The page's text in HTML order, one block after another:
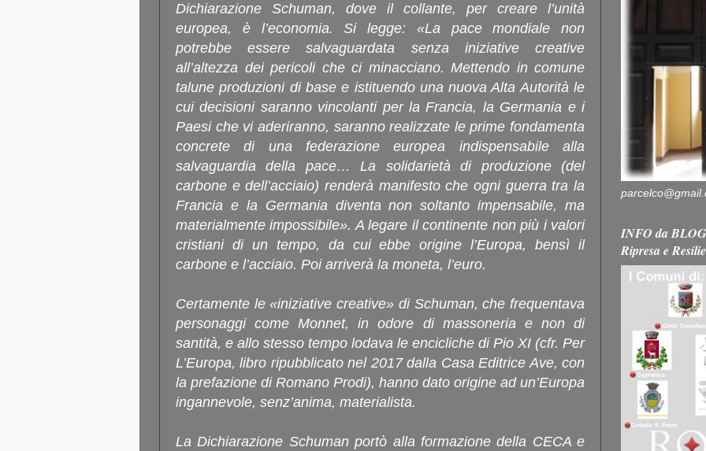
Dichiarazione Schuman, dove il collante, per creare l’unità
europea, è l’economia. Si legge: «La pace mondiale non
potrebbe essere salvaguardata senza iniziative creative
all’altezza dei pericoli che ci minacciano. Mettendo in comune
talune produzioni di base e istituendo una nuova Alta Autorità le
cui decisioni saranno vincolanti per la Francia, la Germania e i
Paesi che vi aderiranno, saranno realizzate le prime fondamenta
concrete di una federazione europea indispensabile alla
salvaguardia della pace… La solidarietà di produzione (del
carbone e dell’acciaio) renderà manifesto che ogni guerra tra la
Francia e la Germania diventa non soltanto impensabile, ma
materialmente impossibile». A legare il continente non più i valori
cristiani di un tempo, da cui ebbe origine l’Europa, bensì il
carbone e l’acciaio. Poi arriverà la moneta, l’euro.
Certamente le «iniziative creative» di Schuman, che frequentava
personaggi come Monnet, in odore di massoneria e non di
santità, e allo stesso tempo lodava le encicliche di Pio XI (cfr. Per
L’Europa, libro ripubblicato nel 2017 dalla Casa Editrice Ave, con
la prefazione di Romano Prodi), hanno dato origine ad un’Europa
ingannevole, senz’anima, materialista.
La Dichiarazione Schuman portò alla formazione della CECA e
INFO da
Ripresa e